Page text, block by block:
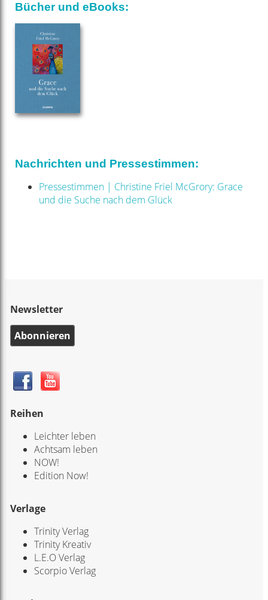
Bücher und eBooks:
Nachrichten und Pressestimmen:
Pressestimmen | Christine Friel McGrory: Grace
und die Suche nach dem Glück
Newsletter
Abonnieren
Reihen
Leichter leben
Achtsam leben
NOW!
Edition Now!
Verlage
Trinity Verlag
Trinity Kreativ
L.E.O Verlag
Scorpio Verlag